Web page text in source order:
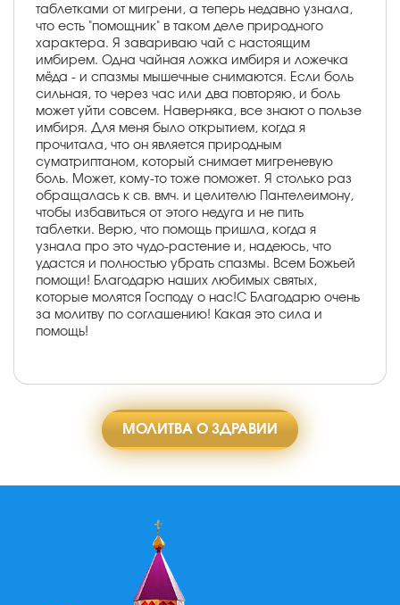
таблетками от мигрени, а теперь недавно узнала,
что есть "помощник" в таком деле природного
характера. Я завариваю чай с настоящим
имбирем. Одна чайная ложка имбиря и ложечка
мёда - и спазмы мышечные снимаются. Если боль
сильная, то через час или два повторяю, и боль
может уйти совсем. Наверняка, все знают о пользе
имбиря. Для меня было открытием, когда я
прочитала, что он является природным
суматриптаном, который снимает мигреневую
боль. Может, кому-то тоже поможет. Я столько раз
обращалась к св. вмч. и целителю Пантелеимону,
чтобы избавиться от этого недуга и не пить
таблетки. Верю, что помощь пришла, когда я
узнала про это чудо-растение и, надеюсь, что
удастся и полностью убрать спазмы. Всем Божьей
помощи! Благодарю наших любимых святых,
которые молятся Господу о нас!С Благодарю очень
за молитву по соглашению! Какая это сила и
помощь!
МОЛИТВА О ЗДРАВИИ